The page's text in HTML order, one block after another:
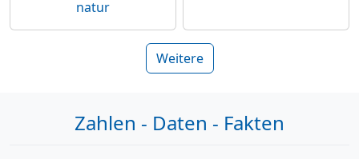
natur
Weitere
Zahlen - Daten - Fakten